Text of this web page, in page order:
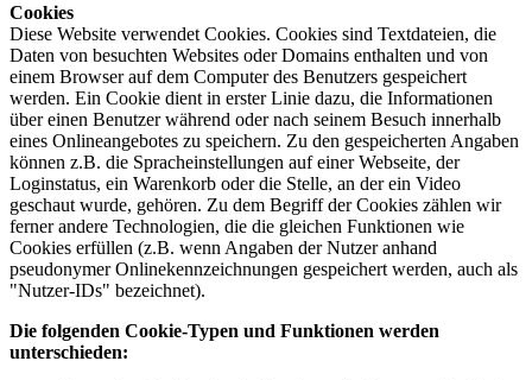
Cookies
Diese Website verwendet Cookies. Cookies sind Textdateien, die
Daten von besuchten Websites oder Domains enthalten und von
einem Browser auf dem Computer des Benutzers gespeichert
werden. Ein Cookie dient in erster Linie dazu, die Informationen
über einen Benutzer während oder nach seinem Besuch innerhalb
eines Onlineangebotes zu speichern. Zu den gespeicherten Angaben
können z.B. die Spracheinstellungen auf einer Webseite, der
Loginstatus, ein Warenkorb oder die Stelle, an der ein Video
geschaut wurde, gehören. Zu dem Begriff der Cookies zählen wir
ferner andere Technologien, die die gleichen Funktionen wie
Cookies erfüllen (z.B. wenn Angaben der Nutzer anhand
pseudonymer Onlinekennzeichnungen gespeichert werden, auch als
"Nutzer-IDs" bezeichnet).
Die folgenden Cookie-Typen und Funktionen werden
unterschieden: